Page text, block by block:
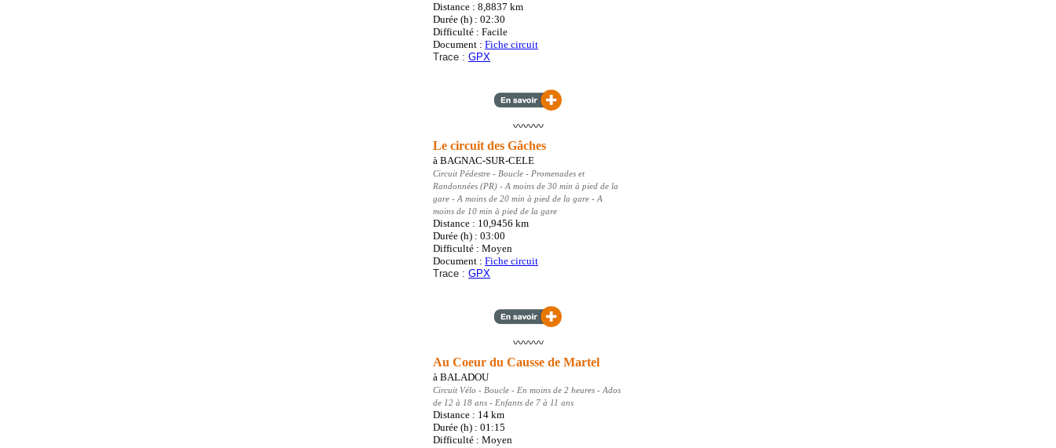
Distance : 8,8837 km
Durée (h) : 02:30
Difficulté : Facile
Document : Fiche circuit
Trace : GPX
〰️〰️〰️
Le circuit des Gâches
à BAGNAC-SUR-CELE
Circuit Pédestre - Boucle - Promenades et
Randonnées (PR) - A moins de 30 min à pied de la
gare - A moins de 20 min à pied de la gare - A
moins de 10 min à pied de la gare
Distance : 10,9456 km
Durée (h) : 03:00
Difficulté : Moyen
Document : Fiche circuit
Trace : GPX
〰️〰️〰️
Au Coeur du Causse de Martel
à BALADOU
Circuit Vélo - Boucle - En moins de 2 heures - Ados
de 12 à 18 ans - Enfants de 7 à 11 ans
Distance : 14 km
Durée (h) : 01:15
Difficulté : Moyen